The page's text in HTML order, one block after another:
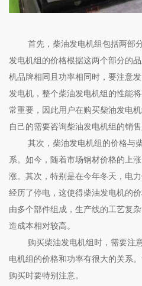
首先，柴油发电机组包括两部
发电机组的价格根据这两个部分的
机品牌相同且功率相同时，要注意
发电机，整个柴油发电机组的性能
常重要，因此用户在购买柴油发电
自己的需要咨询柴油发电机组的销
其次，柴油发电机组的价格与
系。如今，随着市场钢材价格的上
涨。其次，特别是在今年冬天，电
经历了停电，这使得柴油发电机的
由多个部件组成，生产线的工艺复
造成本相对较高。
购买柴油发电机组时，需要注
电机组的价格和功率有很大的关系
购买时要特别注意。